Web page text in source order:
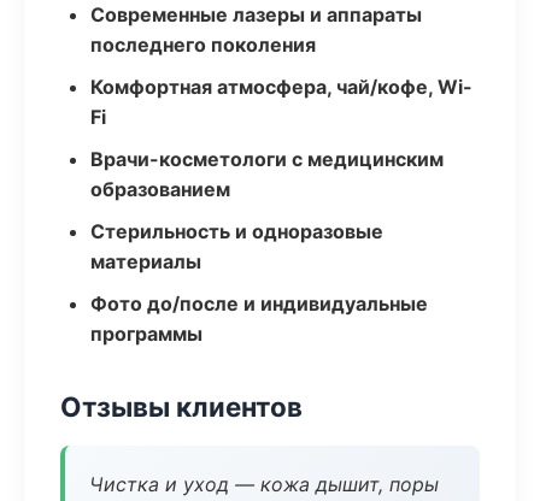
Современные лазеры и аппараты
последнего поколения
Комфортная атмосфера, чай/кофе, Wi-
Fi
Врачи-косметологи с медицинским
образованием
Стерильность и одноразовые
материалы
Фото до/после и индивидуальные
программы
Отзывы клиентов
Чистка и уход — кожа дышит, поры